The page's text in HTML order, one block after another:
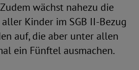
wächst nahezu die
Kinder im SGB II-Bezug
auf, die aber unter allen
ein Fünftel ausmachen.